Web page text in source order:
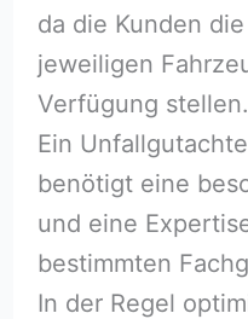
da die Kunden
jeweiligen
Verfügung stellen.
Ein
benötigt eine
und eine
bestimmten
In der Regel